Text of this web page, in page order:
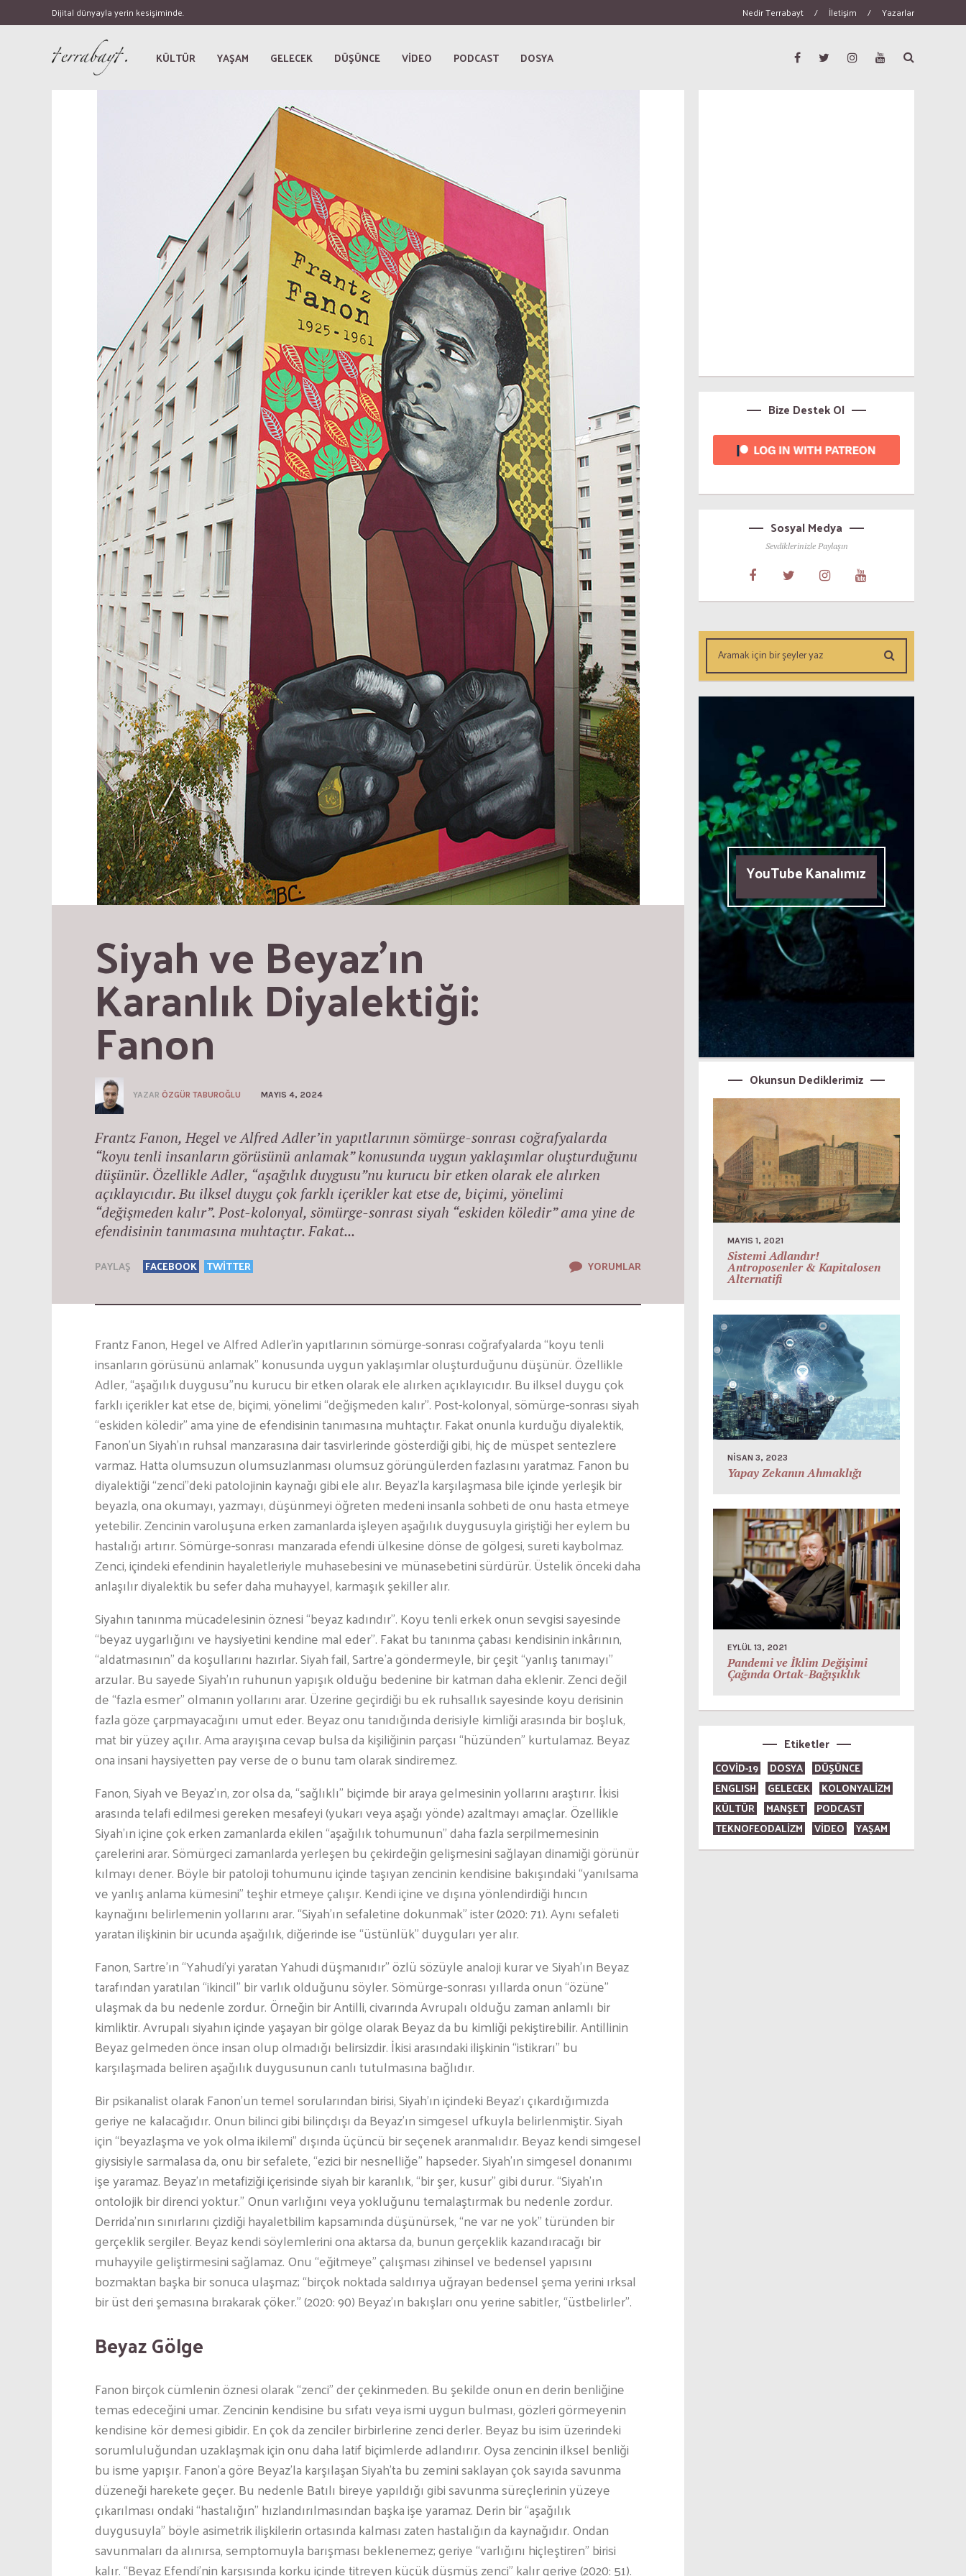
Dijital dünyayla yerin kesişiminde. Nedir Terrabayt / İletişim / Yazarlar
KÜLTÜR YAŞAM GELECEK DÜŞÜNCE VİDEO PODCAST DOSYA
Siyah ve Beyaz’ın
Karanlık Diyalektiği:
Fanon
YAZAR ÖZGÜR TABUROĞLU MAYIS 4, 2024
Frantz Fanon, Hegel ve Alfred Adler’in yapıtlarının sömürge-sonrası coğrafyalarda
“koyu tenli insanların görüsünü anlamak” konusunda uygun yaklaşımlar oluşturduğunu
düşünür. Özellikle Adler, “aşağılık duygusu”nu kurucu bir etken olarak ele alırken
açıklayıcıdır. Bu ilksel duygu çok farklı içerikler kat etse de, biçimi, yönelimi
“değişmeden kalır”. Post-kolonyal, sömürge-sonrası siyah “eskiden köledir” ama yine de
efendisinin tanımasına muhtaçtır. Fakat...
PAYLAŞ FACEBOOK TWITTER YORUMLAR
Frantz Fanon, Hegel ve Alfred Adler’in yapıtlarının sömürge-sonrası coğrafyalarda “koyu tenli
insanların görüsünü anlamak” konusunda uygun yaklaşımlar oluşturduğunu düşünür. Özellikle
Adler, “aşağılık duygusu”nu kurucu bir etken olarak ele alırken açıklayıcıdır. Bu ilksel duygu çok
farklı içerikler kat etse de, biçimi, yönelimi “değişmeden kalır”. Post-kolonyal, sömürge-sonrası siyah
“eskiden köledir” ama yine de efendisinin tanımasına muhtaçtır. Fakat onunla kurduğu diyalektik,
Fanon’un Siyah’ın ruhsal manzarasına dair tasvirlerinde gösterdiği gibi, hiç de müspet sentezlere
varmaz. Hatta olumsuzun olumsuzlanması olumsuz görüngülerden fazlasını yaratmaz. Fanon bu
diyalektiği “zenci”deki patolojinin kaynağı gibi ele alır. Beyaz’la karşılaşmasa bile içinde yerleşik bir
beyazla, ona okumayı, yazmayı, düşünmeyi öğreten medeni insanla sohbeti de onu hasta etmeye
yetebilir. Zencinin varoluşuna erken zamanlarda işleyen aşağılık duygusuyla giriştiği her eylem bu
hastalığı artırır. Sömürge-sonrası manzarada efendi ülkesine dönse de gölgesi, sureti kaybolmaz.
Zenci, içindeki efendinin hayaletleriyle muhasebesini ve münasebetini sürdürür. Üstelik önceki daha
anlaşılır diyalektik bu sefer daha muhayyel, karmaşık şekiller alır.
Siyahın tanınma mücadelesinin öznesi “beyaz kadındır”. Koyu tenli erkek onun sevgisi sayesinde
“beyaz uygarlığını ve haysiyetini kendine mal eder”. Fakat bu tanınma çabası kendisinin inkârının,
“aldatmasının” da koşullarını hazırlar. Siyah fail, Sartre’a göndermeyle, bir çeşit “yanlış tanımayı”
arzular. Bu sayede Siyah’ın ruhunun yapışık olduğu bedenine bir katman daha eklenir. Zenci değil
de “fazla esmer” olmanın yollarını arar. Üzerine geçirdiği bu ek ruhsallık sayesinde koyu derisinin
fazla göze çarpmayacağını umut eder. Beyaz onu tanıdığında derisiyle kimliği arasında bir boşluk,
mat bir yüzey açılır. Ama arayışına cevap bulsa da kişiliğinin parçası “hüzünden” kurtulamaz. Beyaz
ona insani haysiyetten pay verse de o bunu tam olarak sindiremez.
Fanon, Siyah ve Beyaz’ın, zor olsa da, “sağlıklı” biçimde bir araya gelmesinin yollarını araştırır. İkisi
arasında telafi edilmesi gereken mesafeyi (yukarı veya aşağı yönde) azaltmayı amaçlar. Özellikle
Siyah’ın içine çok erken zamanlarda ekilen “aşağılık tohumunun” daha fazla serpilmemesinin
çarelerini arar. Sömürgeci zamanlarda yerleşen bu çekirdeğin gelişmesini sağlayan dinamiği görünür
kılmayı dener. Böyle bir patoloji tohumunu içinde taşıyan zencinin kendisine bakışındaki “yanılsama
ve yanlış anlama kümesini” teşhir etmeye çalışır. Kendi içine ve dışına yönlendirdiği hıncın
kaynağını belirlemenin yollarını arar. “Siyah’ın sefaletine dokunmak” ister (2020: 71). Aynı sefaleti
yaratan ilişkinin bir ucunda aşağılık, diğerinde ise “üstünlük” duyguları yer alır.
Fanon, Sartre’ın “Yahudi’yi yaratan Yahudi düşmanıdır” özlü sözüyle analoji kurar ve Siyah’ın Beyaz
tarafından yaratılan “ikincil” bir varlık olduğunu söyler. Sömürge-sonrası yıllarda onun “özüne”
ulaşmak da bu nedenle zordur. Örneğin bir Antilli, civarında Avrupalı olduğu zaman anlamlı bir
kimliktir. Avrupalı siyahın içinde yaşayan bir gölge olarak Beyaz da bu kimliği pekiştirebilir. Antillinin
Beyaz gelmeden önce insan olup olmadığı belirsizdir. İkisi arasındaki ilişkinin “istikrarı” bu
karşılaşmada beliren aşağılık duygusunun canlı tutulmasına bağlıdır.
Bir psikanalist olarak Fanon’un temel sorularından birisi, Siyah’ın içindeki Beyaz’ı çıkardığımızda
geriye ne kalacağıdır. Onun bilinci gibi bilinçdışı da Beyaz’ın simgesel ufkuyla belirlenmiştir. Siyah
için “beyazlaşma ve yok olma ikilemi” dışında üçüncü bir seçenek aranmalıdır. Beyaz kendi simgesel
giysisiyle sarmalasa da, onu bir sefalete, “ezici bir nesnelliğe” hapseder. Siyah’ın simgesel donanımı
işe yaramaz. Beyaz’ın metafiziği içerisinde siyah bir karanlık, “bir şer, kusur” gibi durur. “Siyah’ın
ontolojik bir direnci yoktur.” Onun varlığını veya yokluğunu temalaştırmak bu nedenle zordur.
Derrida’nın sınırlarını çizdiği hayaletbilim kapsamında düşünürsek, “ne var ne yok” türünden bir
gerçeklik sergiler. Beyaz kendi söylemlerini ona aktarsa da, bunun gerçeklik kazandıracağı bir
muhayyile geliştirmesini sağlamaz. Onu “eğitmeye” çalışması zihinsel ve bedensel yapısını
bozmaktan başka bir sonuca ulaşmaz; “birçok noktada saldırıya uğrayan bedensel şema yerini ırksal
bir üst deri şemasına bırakarak çöker.” (2020: 90) Beyaz’ın bakışları onu yerine sabitler, “üstbelirler”.
Beyaz Gölge
Fanon birçok cümlenin öznesi olarak “zenci” der çekinmeden. Bu şekilde onun en derin benliğine
temas edeceğini umar. Zencinin kendisine bu sıfatı veya ismi uygun bulması, gözleri görmeyenin
kendisine kör demesi gibidir. En çok da zenciler birbirlerine zenci derler. Beyaz bu isim üzerindeki
sorumluluğundan uzaklaşmak için onu daha latif biçimlerde adlandırır. Oysa zencinin ilksel benliği
bu isme yapışır. Fanon’a göre Beyaz’la karşılaşan Siyah’ta bu zemini saklayan çok sayıda savunma
düzeneği harekete geçer. Bu nedenle Batılı bireye yapıldığı gibi savunma süreçlerinin yüzeye
çıkarılması ondaki “hastalığın” hızlandırılmasından başka işe yaramaz. Derin bir “aşağılık
duygusuyla” böyle asimetrik ilişkilerin ortasında kalması zaten hastalığın da kaynağıdır. Ondan
savunmaları da alınırsa, semptomuyla barışması beklenemez; geriye “varlığını hiçleştiren” birisi
kalır. “Beyaz Efendi’nin karşısında korku içinde titreyen küçük düşmüş zenci” kalır geriye (2020: 51).
Bize Destek Ol
Sosyal Medya
Sevdiklerinizle Paylaşın
YouTube Kanalımız
Okunsun Dediklerimiz
MAYIS 1, 2021
Sistemi Adlandır!
Antroposenler & Kapitalosen
Alternatifi
NISAN 3, 2023
Yapay Zekanın Ahmaklığı
EYLÜL 13, 2021
Pandemi ve İklim Değişimi
Çağında Ortak-Bağışıklık
Etiketler
COVID-19 DOSYA
DÜŞÜNCE
ENGLISH
GELECEK
KOLONYALİZM
KÜLTÜR
MANŞET
PODCAST
TEKNOFEODALİZM
VİDEO YAŞAM